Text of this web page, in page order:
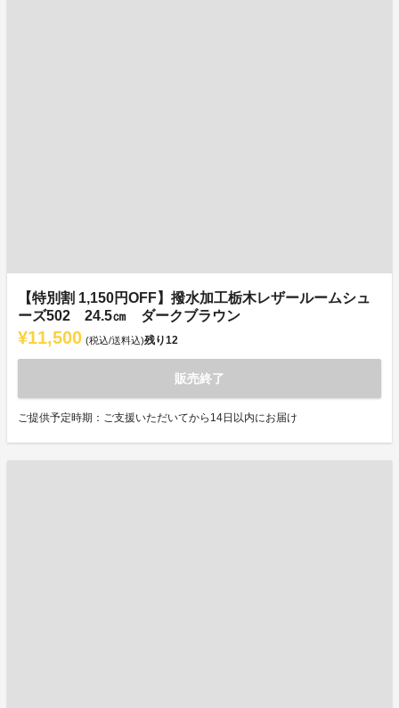
【特別割 1,150円OFF】撥水加工栃木レザールームシュ
ーズ502 24.5㎝ ダークブラウン
¥11,500 (税込/送料込)残り12
販売終了
ご提供予定時期：ご支援いただいてから14日以内にお届け